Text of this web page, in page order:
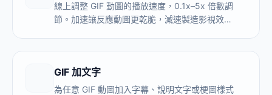
線上調整 GIF 動圖的播放速度，0.1x–5x 倍數調
節。加速讓反應動圖更乾脆，減速製造影視效
GIF 加文字
為任意 GIF 動圖加入字幕、說明文字或梗圖樣式